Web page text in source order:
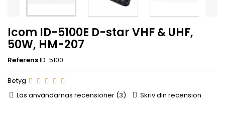
Icom ID-5100E D-star VHF & UHF,
50W, HM-207
ReferensID-5100
Betyg
Läs användarnas recensioner (3) Skriv din recension